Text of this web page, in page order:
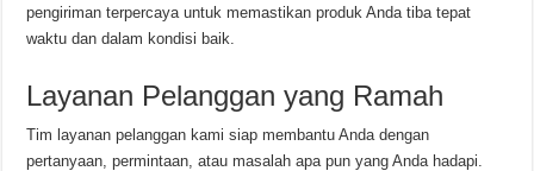
pengiriman terpercaya untuk memastikan produk Anda tiba tepat
waktu dan dalam kondisi baik.
Layanan Pelanggan yang Ramah
Tim layanan pelanggan kami siap membantu Anda dengan
pertanyaan, permintaan, atau masalah apa pun yang Anda hadapi.